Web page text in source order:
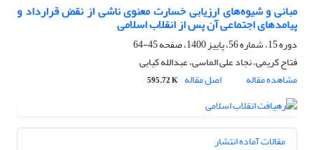
مبانی و شیوه‌های ارزیابی خسارت معنوی ناشی از نقض قرارداد و
پیامدهای اجتماعی آن پس از انقلاب اسلامی
دوره 15، شماره 56، پاییز 1400، صفحه
45-64
فتاح کریمی، نجاد علی الماسی، عبدالله کیایی
مشاهده مقاله
اصل مقاله 595.72 K
مقالات آماده انتشار